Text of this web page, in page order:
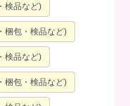
検品など)
梱包・検品など)
検品など)
梱包・検品など)